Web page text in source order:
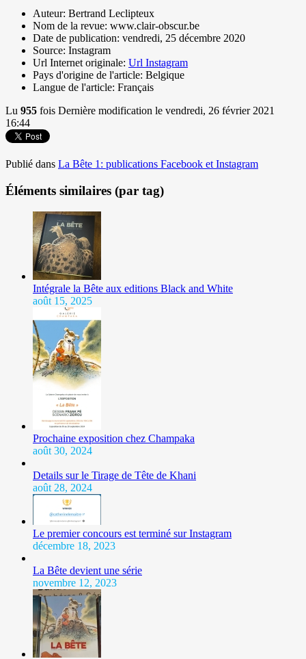
Auteur: Bertrand Leclipteux
Nom de la revue: www.clair-obscur.be
Date de publication: vendredi, 25 décembre 2020
Source: Instagram
Url Internet originale: Url Instagram
Pays d'origine de l'article: Belgique
Langue de l'article: Français
Lu 955 fois Dernière modification le vendredi, 26 février 2021
16:44
Publié dans La Bête 1: publications Facebook et Instagram
Éléments similaires (par tag)
Intégrale la Bête aux editions Black and White
août 15, 2025
Prochaine exposition chez Champaka
août 30, 2024
Details sur le Tirage de Tête de Khani
août 28, 2024
Le premier concours est terminé sur Instagram
décembre 18, 2023
La Bête devient une série
novembre 12, 2023